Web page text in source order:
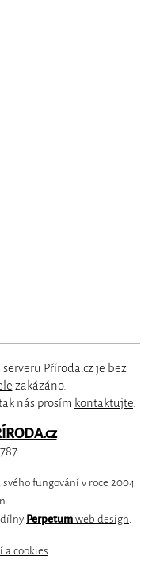
Příroda.cz je bez
zakázáno.
nás prosím kontaktujte.
fungování v roce 2004
Perpetum web design
a cookies